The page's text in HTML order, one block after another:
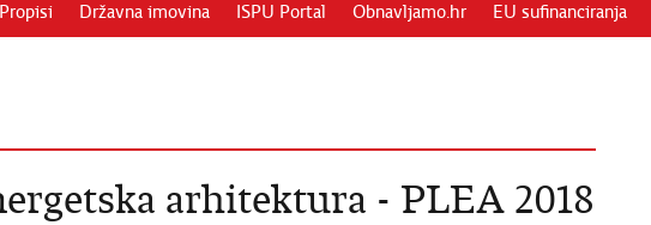
Propisi Državna imovina ISPU Portal Obnavljamo.hr EU sufinanciranja
arhitektura - PLEA 2018